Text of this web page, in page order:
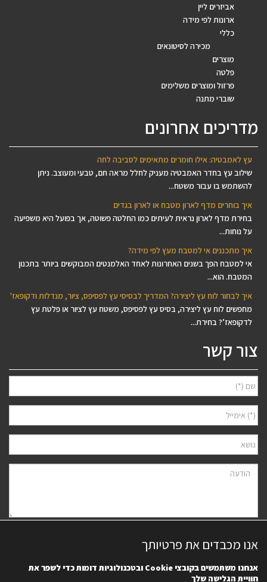
אביזרים ליין
ארונות לפי מידה
כללי
מכירה לסיטונאים
מוצרים
פלטה
פרזול ומוצרים משלימים
שוברי מתנה
מדריכים אחרונים
עץ לאמבטיה: אילו חומרים מתאימים לסביבה לחה
שילוב עץ בחדר האמבטיה מעניק לחלל מראה חם, טבעי ומעוצב. ניתן
להשתמש בו עבור משטח...
איך בוחרים מדף לארון מטבח או לארון בגדים
בחירת מדף לארון נראית לעיתים כמו החלטה פשוטה, אך בפועל היא משפיעה
על נוחות...
איך מתכננים אי למטבח מעץ לפי מידה?
אי למטבח הפך בשנים האחרונות לאחד האלמנטים המבוקשים ביותר בתכנון
המטבח. הוא...
איך לבחור לוח עץ ליצירה? המדריך לבסיסי עץ לפסיפס, ציור, מנדלות ודקופאז'
מחפשים לוח עץ ליצירה, בסיס עץ לפסיפס, משטח עץ לציור או פלטת עץ
לדקופאז’? בחירת...
צור קשר
הפרטיותשל האתר. ידוע לי שאוכל לבטל את הרישום בכל עת.
אנו מכבדים את פרטיותך
אנחנו משתמשים בקובציCookie ובטכנולוגיות דומות כדי לשפר את
חוויית הגלישה שלך